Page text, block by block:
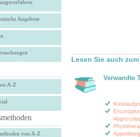
Angebote
A-Z
von A-Z
Lesen Sie auch
Verwandte